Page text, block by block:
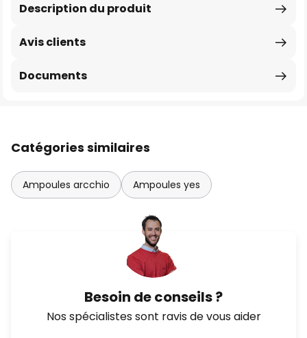
Description du produit
Avis clients
Documents
Catégories similaires
Ampoules arcchio Ampoules yes
Besoin de conseils ?
Nos spécialistes sont ravis de vous aider